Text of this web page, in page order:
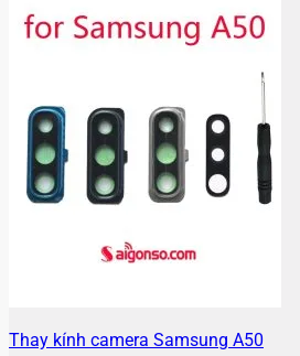
Thay kính camera Samsung A50